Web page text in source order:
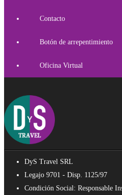
Contacto
Botón de arrepentimiento
Oficina Virtual
DyS Travel SRL
Legajo 9701 - Disp. 1125/97
Condición Social: Responsable